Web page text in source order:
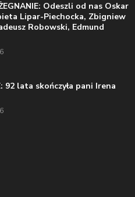
Odeszli od nas Oskar
Lipar-Piechocka, Zbigniew
Robowski, Edmund
92 lata skończyła pani Irena